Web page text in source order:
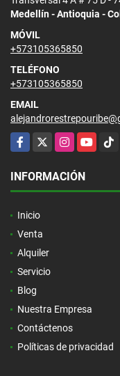
Medellín - Antioquia -
MÓVIL
+573105365850
TELÉFONO
+573105365850
EMAIL
Facebook
X InstagramYouTube
INFORMACIÓN
Inicio
Venta
Alquiler
Servicio
Blog
Nuestra Empresa
Contáctenos
Políticas de privacidad